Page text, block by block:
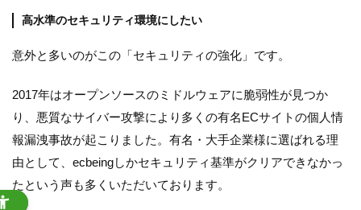
高水準のセキュリティ環境にしたい
意外と多いのがこの「セキュリティの強化」です。
2017年はオープンソースのミドルウェアに脆弱性が見つか
り、悪質なサイバー攻撃により多くの有名ECサイトの個人情
報漏洩事故が起こりました。有名・大手企業様に選ばれる理
由として、ecbeingしかセキュリティ基準がクリアできなかっ
たという声も多くいただいております。